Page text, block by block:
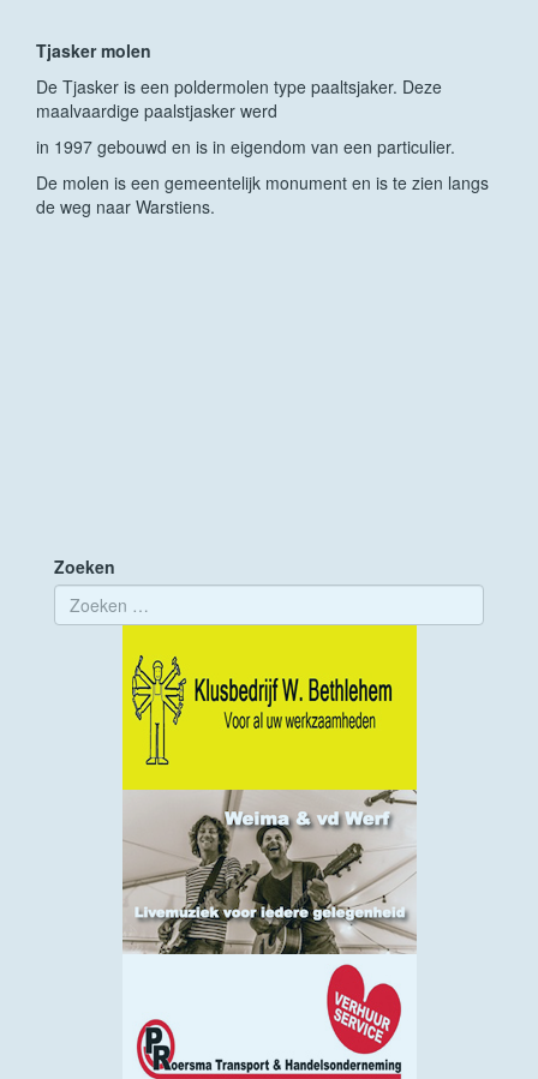
Tjasker molen
De Tjasker is een poldermolen type paaltsjaker. Deze
maalvaardige paalstjasker werd
in 1997 gebouwd en is in eigendom van een particulier.
De molen is een gemeentelijk monument en is te zien langs
de weg naar Warstiens.
Zoeken